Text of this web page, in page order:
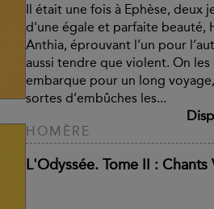
Il était une fois à Ephèse, deux
d'une égale et parfaite beauté,
Anthia, éprouvant l’un pour
aussi tendre que violent. On
embarque pour un long
sortes d’embûches les...
HOMÈRE
L'Odyssée. Tome II : Chants